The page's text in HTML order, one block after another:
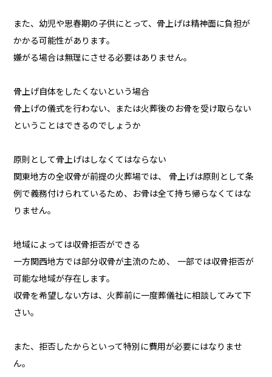
また、幼児や思春期の子供にとって、骨上げは精神面に負担が
かかる可能性があります。
嫌がる場合は無理にさせる必要はありません。
骨上げ自体をしたくないという場合
骨上げの儀式を行わない、または火葬後のお骨を受け取らない
ということはできるのでしょうか
原則として骨上げはしなくてはならない
関東地方の全収骨が前提の火葬場では、 骨上げは原則として条
例で義務付けられているため、お骨は全て持ち帰らなくてはな
りません。
地域によっては収骨拒否ができる
一方関西地方では部分収骨が主流のため、 一部では収骨拒否が
可能な地域が存在します。
収骨を希望しない方は、火葬前に一度葬儀社に相談してみて下
さい。
また、拒否したからといって特別に費用が必要にはなりませ
ん。